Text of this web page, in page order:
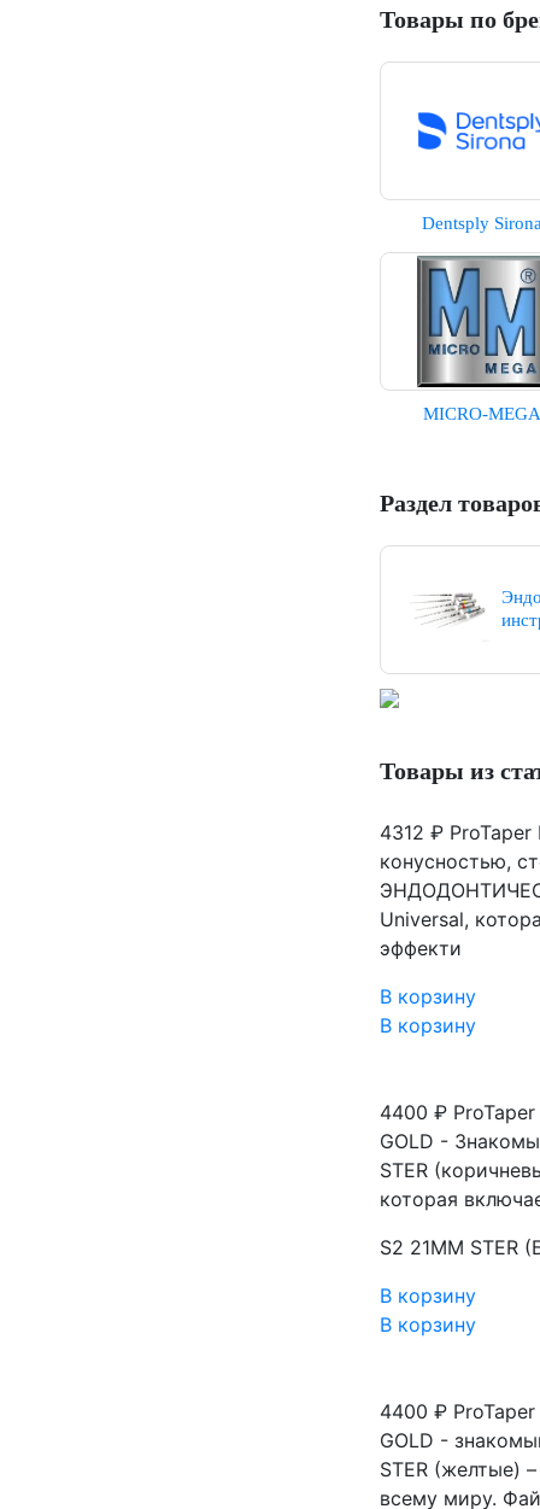
Товары по
Dentsply
MICRO-MEGA
Раздел
Товары из
4312 ₽
конусностью,
Universal,
эффекти
В корзину
В корзину
4400 ₽
GOLD -
STER
которая
S2 21MM STER
В корзину
В корзину
4400 ₽
GOLD -
STER (желтые)
всему миру.